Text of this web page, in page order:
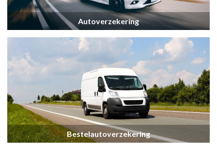
Autoverzekering
Bestelautoverzekering